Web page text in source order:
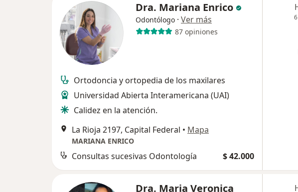
Dra. Mariana Enrico
Odontólogo · Ver más
87 opiniones
Ortodoncia y ortopedia de los maxilares
Universidad Abierta Interamericana (UAI)
Calidez en la atención.
La Rioja 2197, Capital Federal • Mapa
MARIANA ENRICO
Consultas sucesivas Odontología $ 42.000
Dra. Maria Veronica